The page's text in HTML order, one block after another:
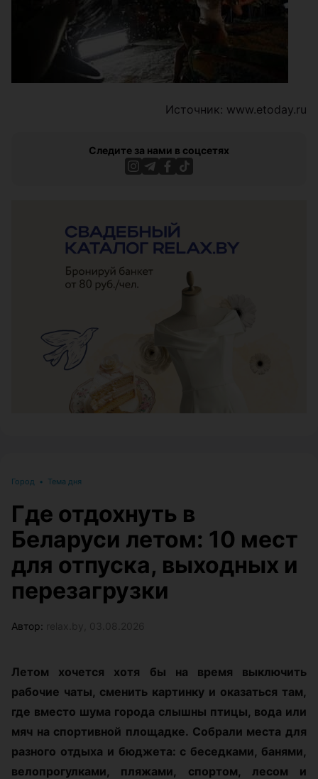
Источник: www.etoday.ru
Следите за нами в соцсетях
Город • Тема дня
Где отдохнуть в
Беларуси летом: 10 мест
для отпуска, выходных и
перезагрузки
Автор:
Летом хочется хотя бы на время выключить
рабочие чаты, сменить картинку и оказаться там,
где вместо шума города слышны птицы, вода или
мяч на спортивной площадке. Собрали места для
разного отдыха и бюджета: с беседками, банями,
велопрогулками, пляжами, спортом, лесом и